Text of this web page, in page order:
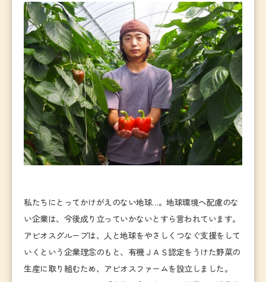
私たちにとってかけがえのない地球…。地球環境へ配慮のな
い企業は、今後成り立っていかないとすら言われています。
アビオスグループは、人と地球をやさしくつなぐ支援をして
いくという企業理念のもと、有機ＪＡＳ認定をうけた野菜の
生産に取り組むため、アビオスファームを設立しました。